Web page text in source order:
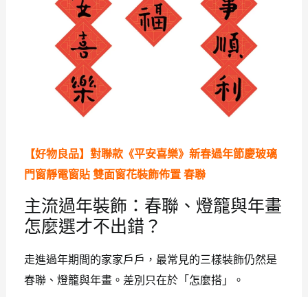
【好物良品】對聯款《平安喜樂》新春過年節慶玻璃
門窗靜電窗貼 雙面窗花裝飾佈置 春聯
主流過年裝飾：春聯、燈籠與年畫
怎麼選才不出錯？
走進過年期間的家家戶戶，最常見的三樣裝飾仍然是
春聯、燈籠與年畫。差別只在於「怎麼搭」。